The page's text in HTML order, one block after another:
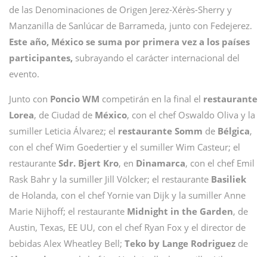
de las Denominaciones de Origen Jerez-Xérès-Sherry y
Manzanilla de Sanlúcar de Barrameda, junto con Fedejerez.
Este año, México se suma por primera vez a los países
participantes, subrayando el carácter internacional del
evento.
Junto con Poncio WM competirán en la final el restaurante
Lorea, de Ciudad de México, con el chef Oswaldo Oliva y la
sumiller Leticia Álvarez; el restaurante Somm de Bélgica,
con el chef Wim Goedertier y el sumiller Wim Casteur; el
restaurante Sdr. Bjert Kro, en Dinamarca, con el chef Emil
Rask Bahr y la sumiller Jill Völcker; el restaurante Basiliek
de Holanda, con el chef Yornie van Dijk y la sumiller Anne
Marie Nijhoff; el restaurante Midnight in the Garden, de
Austin, Texas, EE UU, con el chef Ryan Fox y el director de
bebidas Alex Wheatley Bell; Teko by Lange Rodriguez de